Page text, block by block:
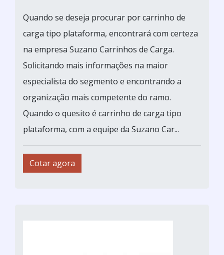
Quando se deseja procurar por carrinho de
carga tipo plataforma, encontrará com certeza
na empresa Suzano Carrinhos de Carga.
Solicitando mais informações na maior
especialista do segmento e encontrando a
organização mais competente do ramo.
Quando o quesito é carrinho de carga tipo
plataforma, com a equipe da Suzano Car...
Cotar agora